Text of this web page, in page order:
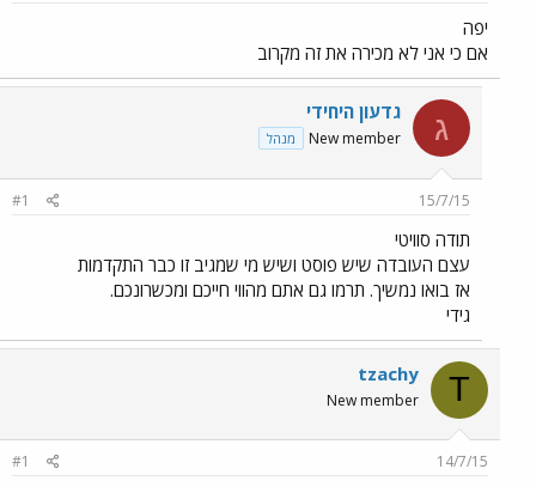
יפה
אם כי אני לא מכירה את זה מקרוב
ג גדעון היחידי
New member מנהל
15/7/15
#1
תודה סוויטי
עצם העובדה שיש פוסט ושיש מי שמגיב זו כבר התקדמות
אז בואו נמשיך. תרמו גם אתם מהווי חייכם ומכשרונכם.
גידי
T
tzachy
New member
14/7/15
#1